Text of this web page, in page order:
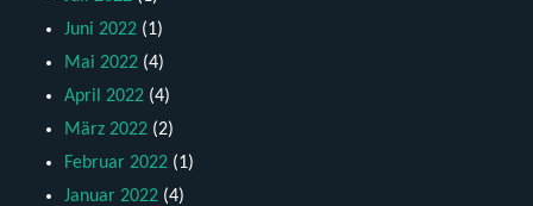
Juni 2022 (1)
Mai 2022 (4)
April 2022 (4)
März 2022 (2)
Februar 2022 (1)
Januar 2022 (4)